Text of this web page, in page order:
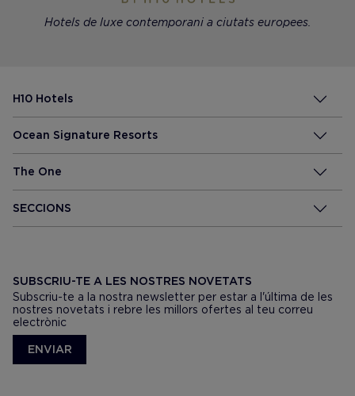
Hotels de luxe contemporani a ciutats europees.
H10 Hotels
Ocean Signature Resorts
The One
SECCIONS
SUBSCRIU-TE A LES NOSTRES NOVETATS
Subscriu-te a la nostra newsletter per estar a l'última de les
nostres novetats i rebre les millors ofertes al teu correu
electrònic
ENVIAR